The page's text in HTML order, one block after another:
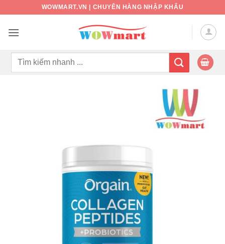
nội
WOWMART.VN | CHUYÊN HÀNG NHẬP KHẨU
Tìm